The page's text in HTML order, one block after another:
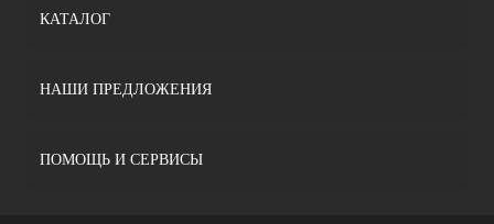
КАТАЛОГ
НАШИ ПРЕДЛОЖЕНИЯ
ПОМОЩЬ И СЕРВИСЫ